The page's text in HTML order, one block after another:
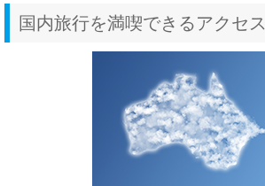
国内旅行を満喫できるアクセス